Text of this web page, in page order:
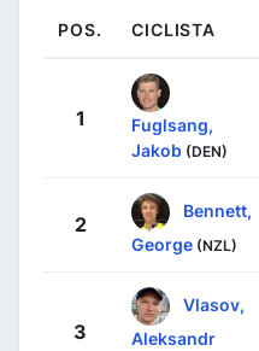
POS. CICLISTA
1
Fuglsang,
Jakob (DEN)
2
Bennett,
George (NZL)
3
Vlasov,
Aleksandr